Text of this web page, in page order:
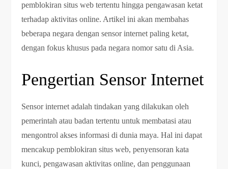
pemblokiran situs web tertentu hingga pengawasan ketat
terhadap aktivitas online. Artikel ini akan membahas
beberapa negara dengan sensor internet paling ketat,
dengan fokus khusus pada negara nomor satu di Asia.
Pengertian Sensor Internet
Sensor internet adalah tindakan yang dilakukan oleh
pemerintah atau badan tertentu untuk membatasi atau
mengontrol akses informasi di dunia maya. Hal ini dapat
mencakup pemblokiran situs web, penyensoran kata
kunci, pengawasan aktivitas online, dan penggunaan